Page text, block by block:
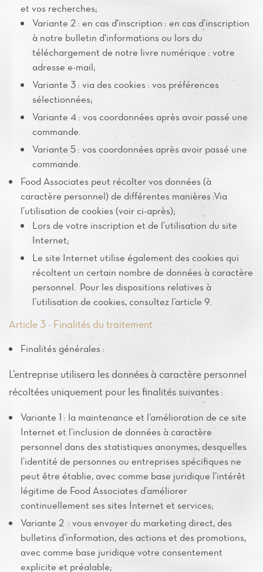
et vos recherches;
Variante 2 : en cas d'inscription : en cas d’inscription
à notre bulletin d'informations ou lors du
téléchargement de notre livre numérique : votre
adresse e-mail;
Variante 3 : via des cookies : vos préférences
sélectionnées;
Variante 4 : vos coordonnées après avoir passé une
commande.
Variante 5 : vos coordonnées après avoir passé une
commande.
Food Associates peut récolter vos données (à
caractère personnel) de différentes manières :Via
l’utilisation de cookies (voir ci-après);
Lors de votre inscription et de l’utilisation du site
Internet;
Le site Internet utilise également des cookies qui
récoltent un certain nombre de données à caractère
personnel. Pour les dispositions relatives à
l’utilisation de cookies, consultez l’article 9.
Article 3 - Finalités du traitement
Finalités générales :
L’entreprise utilisera les données à caractère personnel
récoltées uniquement pour les finalités suivantes :
Variante 1 : la maintenance et l’amélioration de ce site
Internet et l’inclusion de données à caractère
personnel dans des statistiques anonymes, desquelles
l’identité de personnes ou entreprises spécifiques ne
peut être établie, avec comme base juridique l’intérêt
légitime de Food Associates d’améliorer
continuellement ses sites Internet et services;
Variante 2 : vous envoyer du marketing direct, des
bulletins d’information, des actions et des promotions,
avec comme base juridique votre consentement
explicite et préalable;